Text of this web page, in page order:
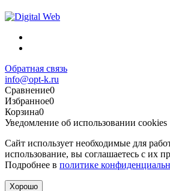
Обратная связь
info@opt-k.ru
Сравнение0
Избранное0
Корзина0
Уведомление об использовании cookies
Сайт использует необходимые для
использование, вы соглашаетесь с их
Подробнее в политике
Хорошо